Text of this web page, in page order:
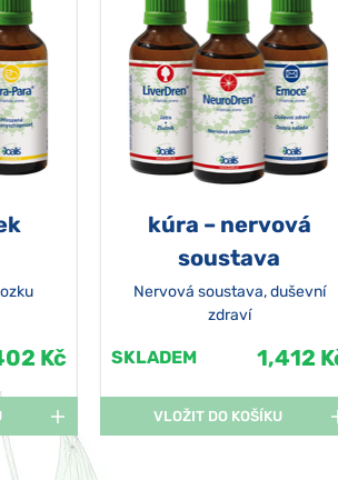
Kč
kúra – nervová
soustava
Nervová soustava, duševní
zdraví
SKLADEM 1,412
VLOŽIT DO KOŠÍKU